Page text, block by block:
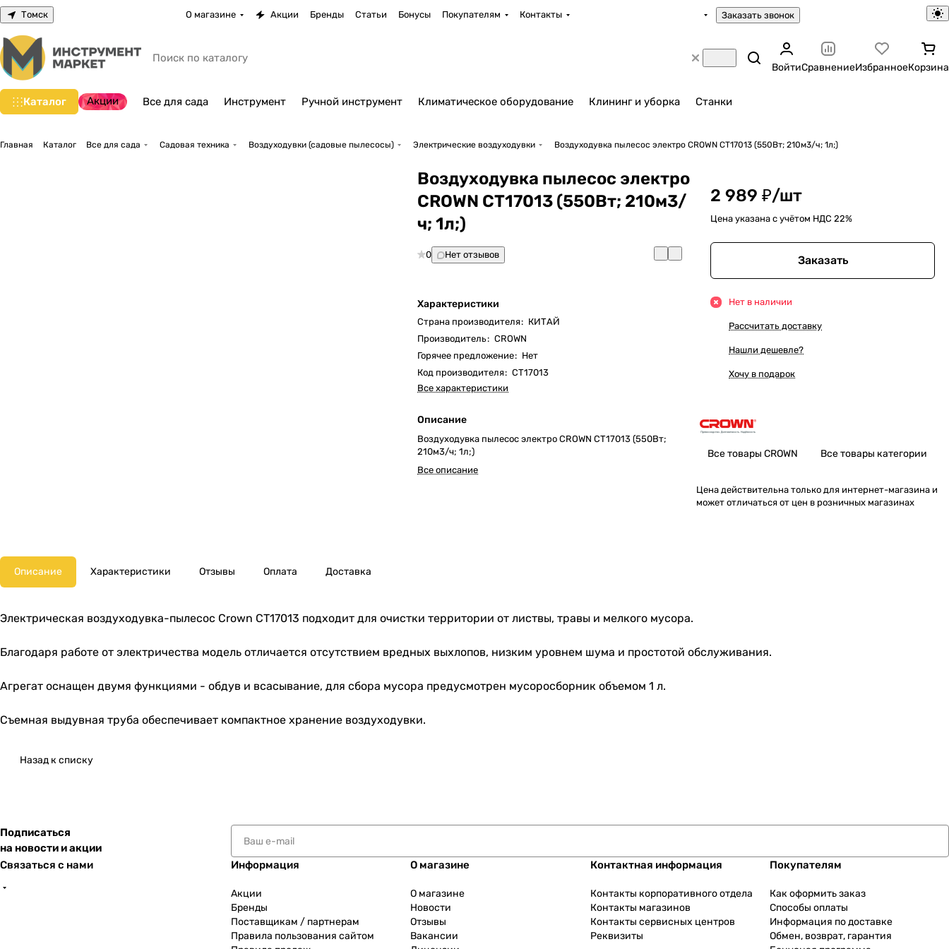
Томск О магазине Акции Бренды Статьи Бонусы Покупателям Контакты Заказать звонок
ВойтиСравнениеИзбранноеКорзина
Каталог Акции Все для сада Инструмент Ручной инструмент Климатическое оборудование Клининг и уборка Станки
Главная Каталог Все для сада Садовая техника Воздуходувки (садовые пылесосы) Электрические воздуходувки Воздуходувка пылесос электро CROWN CT17013 (550Вт; 210м3/ч; 1л;)
Воздуходувка пылесос электро
CROWN CT17013 (550Вт; 210м3/
ч; 1л;)
0 Нет отзывов
Характеристики
Страна производителя: КИТАЙ
Производитель: CROWN
Горячее предложение: Нет
Код производителя: CT17013
Все характеристики
Описание
Воздуходувка пылесос электро CROWN CT17013 (550Вт;
210м3/ч; 1л;)
Все описание
2 989 ₽/шт
Цена указана с учётом НДС 22%
Заказать
Нет в наличии
Рассчитать доставку
Нашли дешевле?
Хочу в подарок
Все товары CROWN Все товары категории
Цена действительна только для интернет-магазина и
может отличаться от цен в розничных магазинах
Описание Характеристики Отзывы Оплата Доставка
Электрическая воздуходувка-пылесос Crown CT17013 подходит для очистки территории от листвы, травы и мелкого мусора.
Благодаря работе от электричества модель отличается отсутствием вредных выхлопов, низким уровнем шума и простотой обслуживания.
Агрегат оснащен двумя функциями - обдув и всасывание, для сбора мусора предусмотрен мусоросборник объемом 1 л.
Съемная выдувная труба обеспечивает компактное хранение воздуходувки.
Назад к списку
Подписаться
на новости и акции
Связаться с нами
Информация
Акции
Бренды
Поставщикам / партнерам
Правила пользования сайтом
О магазине
О магазине
Новости
Отзывы
Вакансии
Контактная информация
Контакты корпоративного отдела
Контакты магазинов
Контакты сервисных центров
Реквизиты
Покупателям
Как оформить заказ
Способы оплаты
Информация по доставке
Обмен, возврат, гарантия